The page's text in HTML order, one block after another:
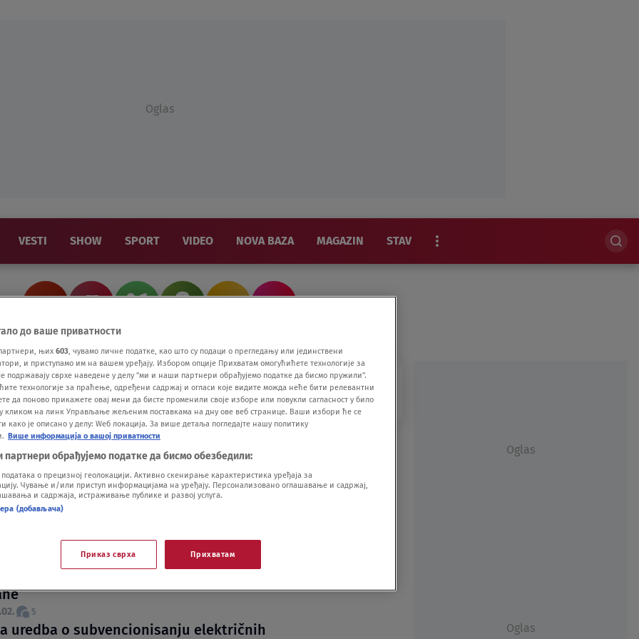
Oglas
VESTI SHOW SPORT VIDEO NOVA BAZA MAGAZIN STAV
63,6 milijardi dinara u 2025. godini: Koja
preduzeća dobijaju najviše subvencija?
Evropske unije ekipa iz SNS deli uz
Dragan Đilas poziva da se pare sa
dao subvencije za nabavku paleta
5
uredba o subvencionisanju električnih
Oglas
Oglas
до ваше приватности
њих 603, чувамо личне податке, као што су подаци о прегледању или јединствени
и приступамо им на вашем уређају. Избором опције Прихватам омогућићете технологије за
подржавају сврхе наведене у делу "ми и наши партнери обрађујемо податке да бисмо пружили".
технологије за праћење, одређени садржај и огласи које видите можда неће бити релевантни
да поново прикажете овај мени да бисте променили своје изборе или повукли сагласност у било
кликом на линк Управљање жељеним поставкама на дну ове веб странице. Ваши избори ће се
како је описано у делу: Wеб локација. За више детаља погледајте нашу политику
Више информација о вашој приватности
обрађујемо податке да бисмо обезбедили:
о прецизној геолокацији. Активно скенирање карактеристика уређаја за
Чување и/или приступ информацијама на уређају. Персонализовано оглашавање и садржај,
и садржаја, истраживање публике и развој услуга.
(добављача)
Приказ сврха Прихватам